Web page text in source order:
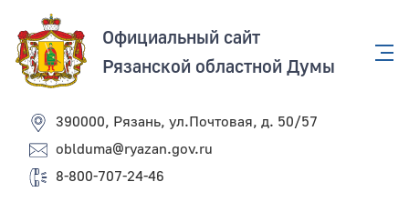
Официальный сайт
Рязанской областной Думы
390000, Рязань, ул.Почтовая, д. 50/57
oblduma@ryazan.gov.ru
8-800-707-24-46